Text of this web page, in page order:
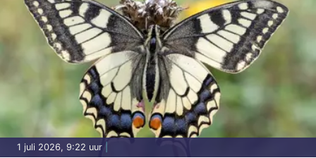
1 juli 2026, 9:22 uur